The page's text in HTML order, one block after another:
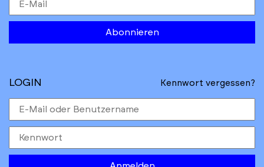
Abonnieren
LOGIN Kennwort vergessen?